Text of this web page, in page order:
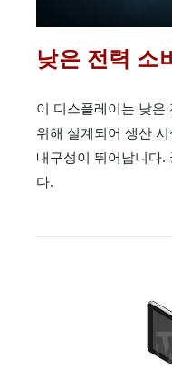
낮은 전력 소
이 디스플레이는 낮은
위해 설계되어 생산
내구성이 뛰어납니다.
다.